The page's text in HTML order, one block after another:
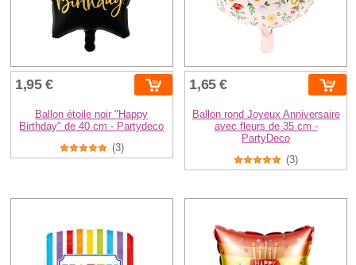
1,95 €
Ballon étoile noir "Happy
Birthday" de 40 cm - Partydeco
(3)
1,65 €
Ballon rond Joyeux Anniversaire
avec fleurs de 35 cm -
PartyDeco
(3)